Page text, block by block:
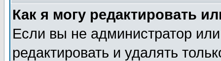
Как я могу редактировать
Если вы не администратор
редактировать и удалять